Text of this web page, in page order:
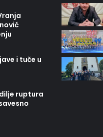
i tuče u
ruptura